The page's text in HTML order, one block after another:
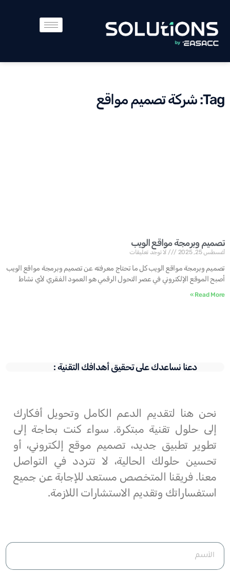
Tag: شركة تصميم مواقع
تصميم وبرمجة مواقع الويب
أغسطس 25, 2025 لا توجد تعليقات
تصميم وبرمجة مواقع الويب كل ما تحتاج معرفته عن تصميم وبرمجة مواقع الويب
أصبح الموقع الإلكتروني في عصر التحول الرقمي هو العمود الفقري لأي نشاط
Read More »
دعنا نساعدك على تحقيق أهدافك التقنية :
نحن هنا لتقديم الدعم الكامل وتحويل أفكارك
إلى حلول تقنية مبتكرة. سواء كنت بحاجة إلى
تطوير تطبيق جديد، تصميم موقع إلكتروني، أو
تحسين حلولك الحالية، لا تتردد في التواصل
معنا. فريقنا المتخصص مستعد للإجابة عن جميع
استفساراتك وتقديم الاستشارات اللازمة.